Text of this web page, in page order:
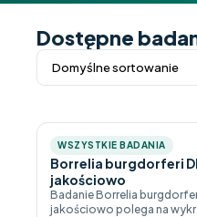
Dostępne
WSZYSTKIE BADANIA
Borrelia burgdorferi
jakościowo
Badanie Borrelia
jakościowo polega na